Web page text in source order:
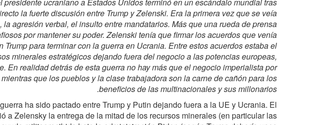
la fuerte discusión entre Trump y Zelenski. Era la primera vez que se veía
agresión verbal, el insulto entre mandatarios. Más que una rueda de prensa
por mantener su poder. Zelenski tenía que firmar los acuerdos que venía
Trump para terminar con la guerra en Ucrania. Entre estos acuerdos estaba el
minerales estratégicos dejando fuera del negocio a las potencias europeas,
En realidad detrás de esta guerra no hay más que el negocio imperialista por
que los pueblos y la clase trabajadora son la carne de cañón para los
beneficios de las multinacionales y sus millonarios.
ha sido pactado entre Trump y Putin dejando fuera a la UE y Ucrania. El
a Zelensky la entrega de la mitad de los recursos minerales (en particular las